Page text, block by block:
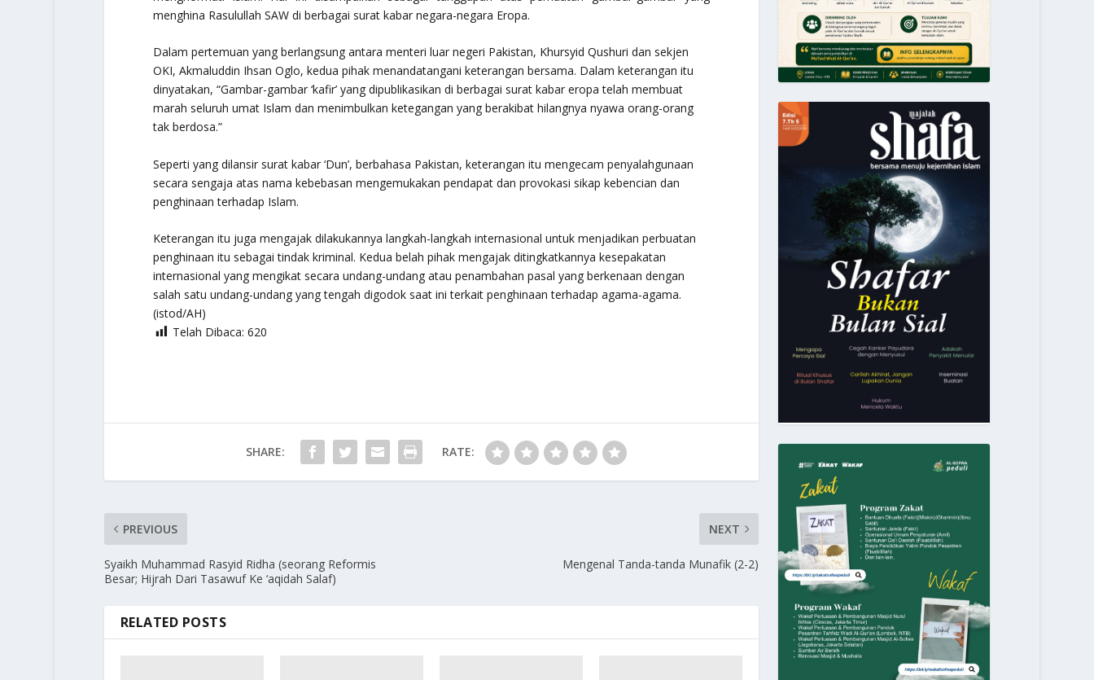
menghina Rasulullah SAW di berbagai surat kabar negara-negara Eropa.
Dalam pertemuan yang berlangsung antara menteri luar negeri Pakistan, Khursyid Qushuri dan sekjen
OKI, Akmaluddin Ihsan Oglo, kedua pihak menandatangani keterangan bersama. Dalam keterangan itu
dinyatakan, “Gambar-gambar ‘kafir’ yang dipublikasikan di berbagai surat kabar eropa telah membuat
marah seluruh umat Islam dan menimbulkan ketegangan yang berakibat hilangnya nyawa orang-orang
tak berdosa.”
Seperti yang dilansir surat kabar ‘Dun’, berbahasa Pakistan, keterangan itu mengecam penyalahgunaan
secara sengaja atas nama kebebasan mengemukakan pendapat dan provokasi sikap kebencian dan
penghinaan terhadap Islam.
Keterangan itu juga mengajak dilakukannya langkah-langkah internasional untuk menjadikan perbuatan
penghinaan itu sebagai tindak kriminal. Kedua belah pihak mengajak ditingkatkannya kesepakatan
internasional yang mengikat secara undang-undang atau penambahan pasal yang berkenaan dengan
salah satu undang-undang yang tengah digodok saat ini terkait penghinaan terhadap agama-agama.
(istod/AH)
Telah Dibaca: 620
SHARE: RATE:
PREVIOUS
Syaikh Muhammad Rasyid Ridha (seorang Reformis
Besar; Hijrah Dari Tasawuf Ke ‘aqidah Salaf)
NEXT
Mengenal Tanda-tanda Munafik (2-2)
RELATED POSTS